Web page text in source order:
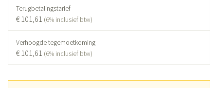
Terugbetalingstarief
€ 101,61 (6% inclusief btw)
Verhoogde tegemoetkoming
€ 101,61 (6% inclusief btw)